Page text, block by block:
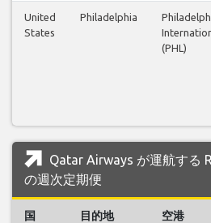
United
States
Philadelphia
(PHL)
Qatar Airways が運航する
の週次定期便
国 目的地 空港